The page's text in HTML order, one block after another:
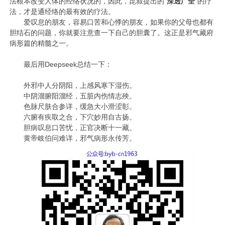
法，才是通经络的最有效的疗法。
爱叹息的朋友，容易口苦和心悸的朋友，如果你的父母也都有
胆结石的问题，你就要注意查一下自己的胆囊了。这正是邪气藏府
病形篇的精髓之一。
最后用Deepseek总结一下：
外邪中人分阴阳，上感风寒下湿伤。
中阴溜腑阳溜经，五脏内伤情志殃。
色脉尺肤合参详，缓急大小滑涩彰。
六腑有疾取之合，下穴妙用自古扬。
胆病叹息口苦忧，正官决断十一藏。
黄帝岐伯问难详，邪气病形永传芳。